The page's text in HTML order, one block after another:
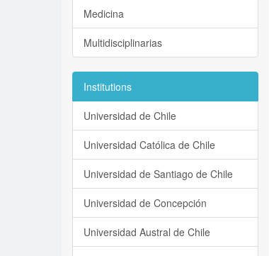
Medicina
Multidisciplinarias
Institutions
Universidad de Chile
Universidad Católica de Chile
Universidad de Santiago de Chile
Universidad de Concepción
Universidad Austral de Chile